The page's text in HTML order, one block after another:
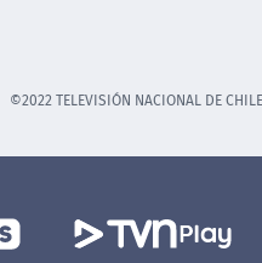
©2022 TELEVISIÓN NACIONAL DE